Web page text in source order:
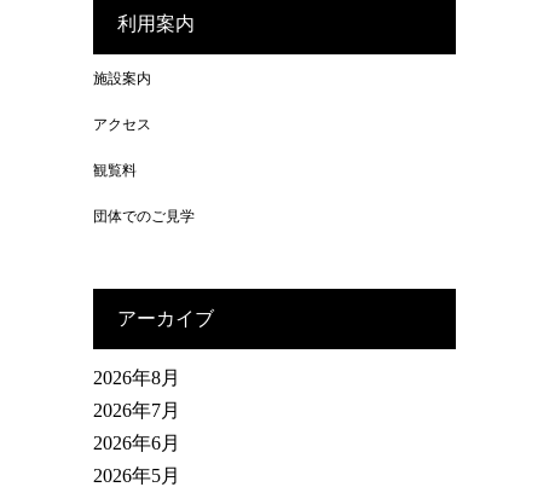
利用案内
施設案内
アクセス
観覧料
団体でのご見学
アーカイブ
2026年8月
2026年7月
2026年6月
2026年5月